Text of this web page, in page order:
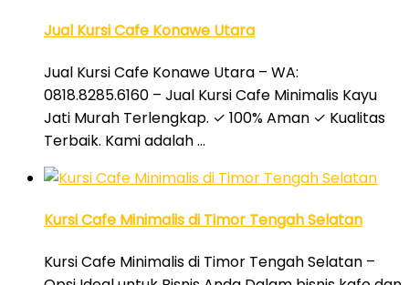
Jual Kursi Cafe Konawe Utara
Jual Kursi Cafe Konawe Utara – WA:
0818.8285.6160 – Jual Kursi Cafe Minimalis Kayu
Jati Murah Terlengkap. ✓ 100% Aman ✓ Kualitas
Terbaik. Kami adalah …
Kursi Cafe Minimalis di Timor Tengah Selatan
Kursi Cafe Minimalis di Timor Tengah Selatan –